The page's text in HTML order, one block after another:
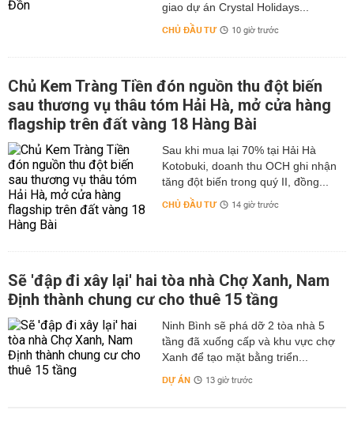
giao dự án Crystal Holidays...
CHỦ ĐẦU TƯ 10 giờ trước
Chủ Kem Tràng Tiền đón nguồn thu đột biến
sau thương vụ thâu tóm Hải Hà, mở cửa hàng
flagship trên đất vàng 18 Hàng Bài
Sau khi mua lại 70% tại Hải Hà
Kotobuki, doanh thu OCH ghi nhận
tăng đột biến trong quý II, đồng...
CHỦ ĐẦU TƯ 14 giờ trước
Sẽ 'đập đi xây lại' hai tòa nhà Chợ Xanh, Nam
Định thành chung cư cho thuê 15 tầng
Ninh Bình sẽ phá dỡ 2 tòa nhà 5
tầng đã xuống cấp và khu vực chợ
Xanh để tạo mặt bằng triển...
DỰ ÁN 13 giờ trước